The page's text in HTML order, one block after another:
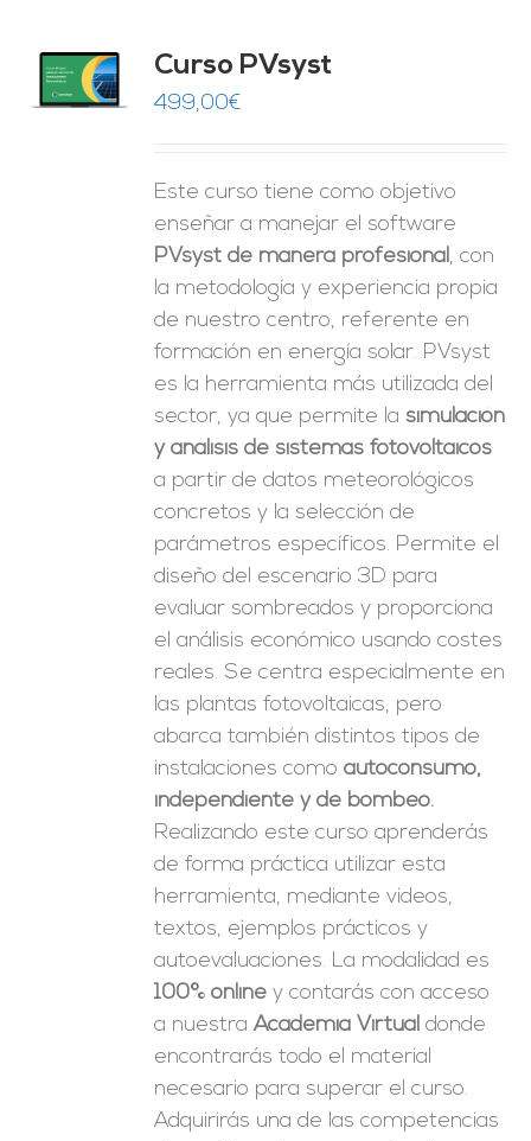
Curso PVsyst
499,00€
Este curso tiene como objetivo
enseñar a manejar el software
PVsyst de manera profesional, con
la metodología y experiencia propia
de nuestro centro, referente en
formación en energía solar. PVsyst
es la herramienta más utilizada del
sector, ya que permite la simulación
y análisis de sistemas fotovoltaicos
a partir de datos meteorológicos
concretos y la selección de
parámetros específicos. Permite el
diseño del escenario 3D para
evaluar sombreados y proporciona
el análisis económico usando costes
reales. Se centra especialmente en
las plantas fotovoltaicas, pero
abarca también distintos tipos de
instalaciones comoautoconsumo,
independiente y de bombeo.
Realizando este curso aprenderás
de forma práctica utilizar esta
herramienta, mediante videos,
textos, ejemplos prácticos y
autoevaluaciones. La modalidad es
100% online y contarás con acceso
a nuestraAcademia Virtual donde
encontrarás todo el material
necesario para superar el curso.
Adquirirás una de las competencias